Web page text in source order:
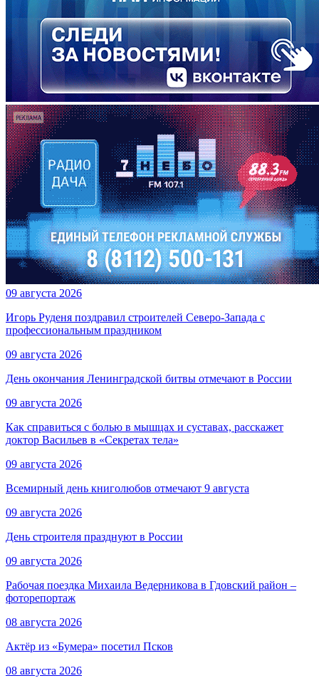
09 августа 2026
Игорь Руденя поздравил строителей Северо-Запада с
профессиональным праздником
09 августа 2026
День окончания Ленинградской битвы отмечают в России
09 августа 2026
Как справиться с болью в мышцах и суставах, расскажет
доктор Васильев в «Секретах тела»
09 августа 2026
Всемирный день книголюбов отмечают 9 августа
09 августа 2026
День строителя празднуют в России
09 августа 2026
Рабочая поездка Михаила Ведерникова в Гдовский район –
фоторепортаж
08 августа 2026
Актёр из «Бумера» посетил Псков
08 августа 2026